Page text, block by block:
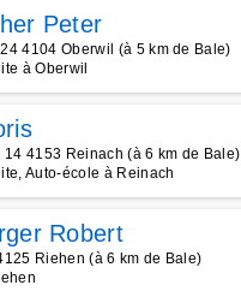
Peter
4104 Oberwil (à 5 km de Bale)
à Oberwil
14 4153 Reinach (à 6 km de Bale)
Auto-école à Reinach
Robert
Riehen (à 6 km de Bale)